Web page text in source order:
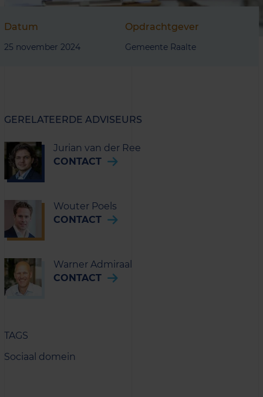
Datum
25 november 2024
Opdrachtgever
Gemeente Raalte
GERELATEERDE ADVISEURS
Jurian van der Ree
CONTACT
Wouter Poels
CONTACT
Warner Admiraal
CONTACT
TAGS
Sociaal domein